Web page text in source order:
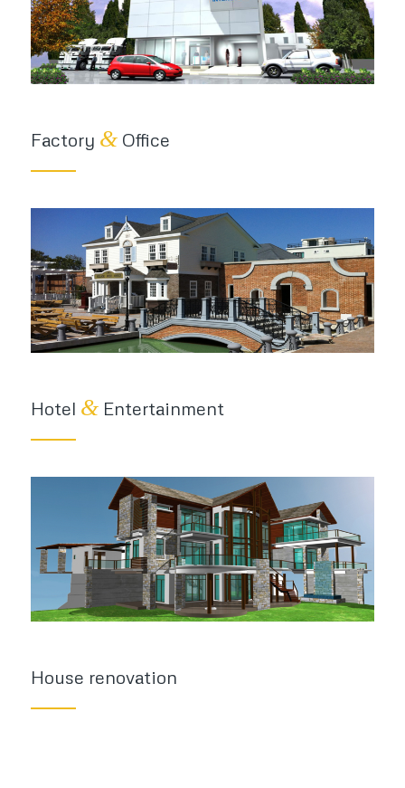
Factory &Office
Hotel &Entertainment
House renovation